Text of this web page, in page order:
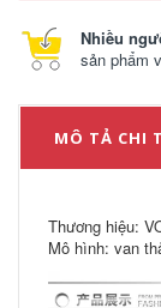
Nhiều
sản phẩm
MÔ TẢ CHI
Thương hiệu:
Mô hình: van